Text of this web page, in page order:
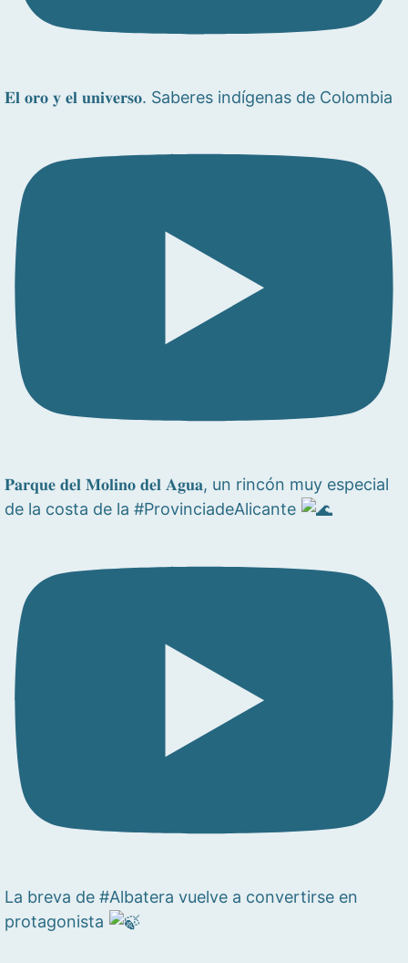
𝐄𝐥 𝐨𝐫𝐨 𝐲 𝐞𝐥 𝐮𝐧𝐢𝐯𝐞𝐫𝐬𝐨. Saberes indígenas de Colombia
𝐏𝐚𝐫𝐪𝐮𝐞 𝐝𝐞𝐥 𝐌𝐨𝐥𝐢𝐧𝐨 𝐝𝐞𝐥 𝐀𝐠𝐮𝐚, un rincón muy especial
de la costa de la #ProvinciadeAlicante
La breva de #Albatera vuelve a convertirse en
protagonista